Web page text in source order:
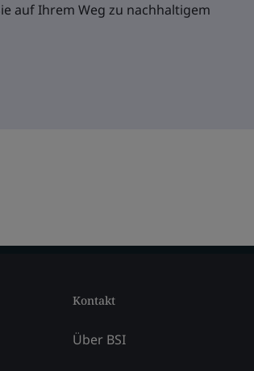
auf Ihrem Weg zu nachhaltigem
Kontakt
Über BSI